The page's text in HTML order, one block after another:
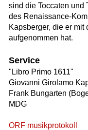
sind die Toccaten und
des Renaissance-
Kapsberger, die er
aufgenommen hat.
Service
"Libro Primo 1611"
Giovanni Girolamo
Frank Bungarten
MDG
ORF musikprotokoll